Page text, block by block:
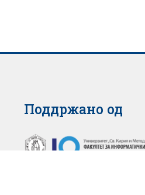
Поддржано од